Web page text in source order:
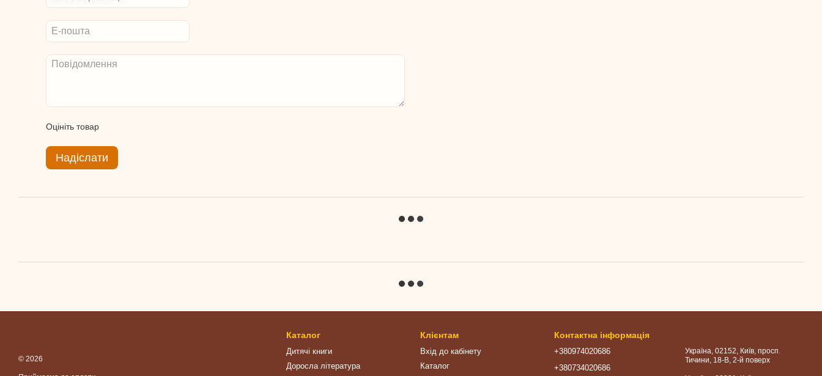
Оцініть товар
Надіслати
© 2026
Каталог
Дитячі книги
Доросла література
Клієнтам
Вхід до кабінету
Каталог
Контактна інформація
+380974020686
+380734020686
Україна, 02152, Київ, просп.
Тичини, 18-В, 2-й поверх